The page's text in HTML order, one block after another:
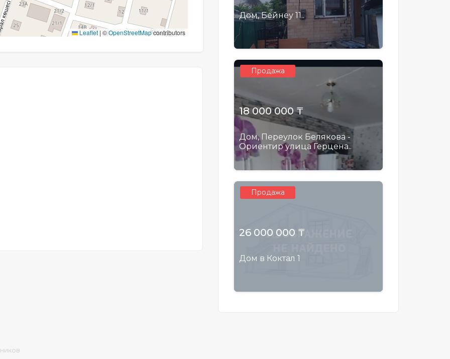
Leaflet | ©OpenStreetMapcontributors
Дом, Бейнеу 11..
Продажа
18 000 000 ₸
Дом, Переулок Белякова -
Ориентир улица Герцена..
Продажа
26 000 000 ₸
Дом в Коктал 1